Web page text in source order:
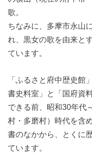
歌。
ちなみに、多摩市永山
れ、黒女の歌を由来と
ています。
「ふるさと府中歴史館
書史料室」と「国府資
できる前、昭和30年代
村・多磨村）時代を含
書のなかから、とくに
ています。